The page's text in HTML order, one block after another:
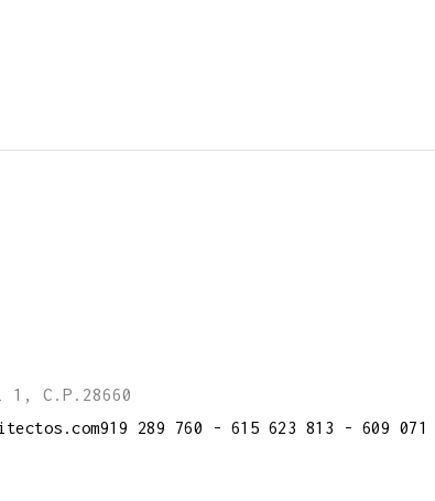
C.P.28660
919 289 760 - 615 623 813 - 609 071